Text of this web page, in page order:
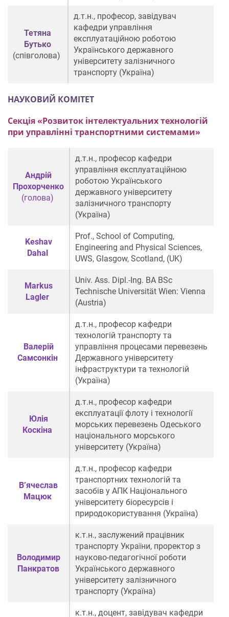
Тетяна
Бутько
(співголова)
д.т.н., професор, завідувач
кафедри управління
експлуатаційною роботою
Українського державного
університету залізничного
транспорту (Україна)
НАУКОВИЙ КОМІТЕТ
Секція «Розвиток інтелектуальних технологій
при управлінні транспортними системами»
Андрій
Прохорченко
(голова)
д.т.н., професор кафедри
управління експлуатаційною
роботою Українського
державного університету
залізничного транспорту
(Україна)
Keshav
Dahal
Prof., School of Computing,
Engineering and Physical Sciences,
UWS, Glasgow, Scotland, (UK)
Markus
Lagler
Univ. Ass. Dipl.-Ing. BA BSc
Technische Universität Wien: Vienna
(Austria)
Валерій
Самсонкін
д.т.н., професор кафедри
технологій транспорту та
управління процесами перевезень
Державного університету
інфраструктури та технологій
(Україна)
Юлія
Коскіна
д.т.н., професор кафедри
експлуатації флоту і технології
морських перевезень Одеського
національного морського
університету (Україна)
В’ячеслав
Мацюк
д.т.н., професор кафедри
транспортних технологій та
засобів у АПК Національного
університету біоресурсів і
природокористування (Україна)
Володимир
Панкратов
к.т.н., заслужений працівник
транспорту України, проректор з
науково-педагогічної роботи
Українського державного
університету залізничного
транспорту (Україна)
к.т.н., доцент, завідувач кафедри